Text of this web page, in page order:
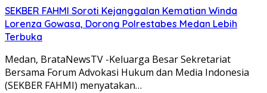
SEKBER FAHMI Soroti Kejanggalan Kematian Winda
Lorenza Gowasa, Dorong Polrestabes Medan Lebih
Terbuka
Medan, BrataNewsTV -Keluarga Besar Sekretariat
Bersama Forum Advokasi Hukum dan Media Indonesia
(SEKBER FAHMI) menyatakan…